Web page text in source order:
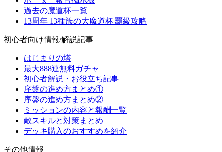
過去の魔道杯一覧
13周年 13種族の大魔道杯 覇級攻略
初心者向け情報/解説記事
はじまりの塔
最大888連無料ガチャ
初心者解説・お役立ち記事
序盤の進め方まとめ①
序盤の進め方まとめ②
ミッションの内容と報酬一覧
敵スキルと対策まとめ
デッキ購入のおすすめを紹介
その他情報